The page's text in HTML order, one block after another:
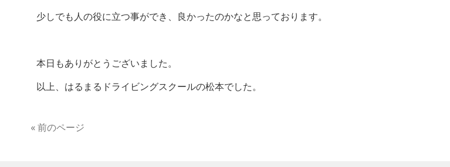
少しでも人の役に立つ事ができ、良かったのかなと思っております。
本日もありがとうございました。
以上、はるまるドライビングスクールの松本でした。
« 前のページ